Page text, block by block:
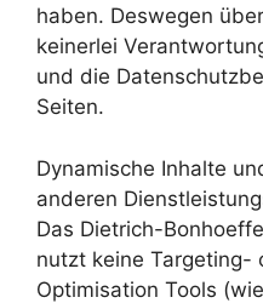
haben. Deswegen
keinerlei
und die
Seiten.
Dynamische Inhalte
anderen
Das Dietrich-
nutzt keine Targeting-
Optimisation Tools